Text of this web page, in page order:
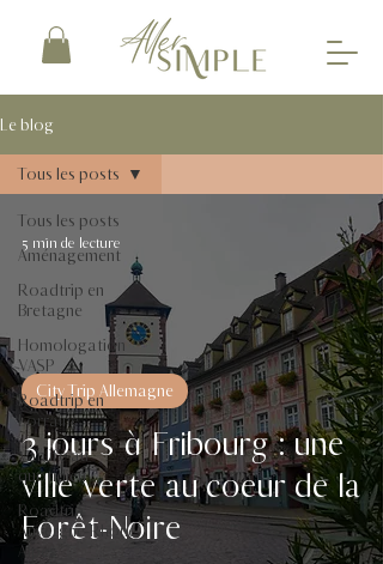
Le blog
Tous les posts
Aménagement
Roadtrip en
Bretagne
Homologation
VASP
Roadtrip en
Lorraine
Vanlife au
quotidien
Roadtrip
Auvergne-Rhône-
Alpes
Tous les posts
3 jours à Fribourg : une
ville verte au coeur de la
Forêt-Noire
City Trip Allemagne
5 min de lecture